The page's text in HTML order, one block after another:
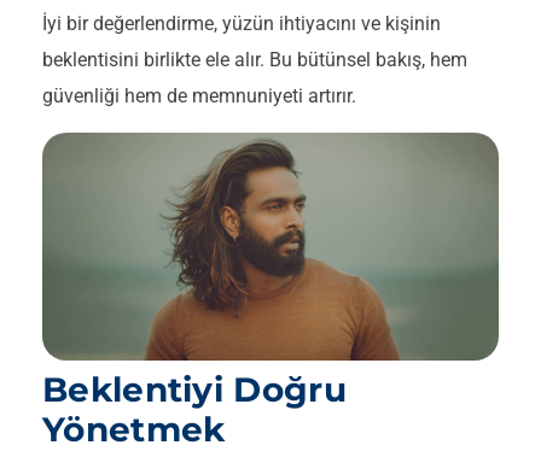
İyi bir değerlendirme, yüzün ihtiyacını ve kişinin
beklentisini birlikte ele alır. Bu bütünsel bakış, hem
güvenliği hem de memnuniyeti artırır.
Beklentiyi Doğru
Yönetmek